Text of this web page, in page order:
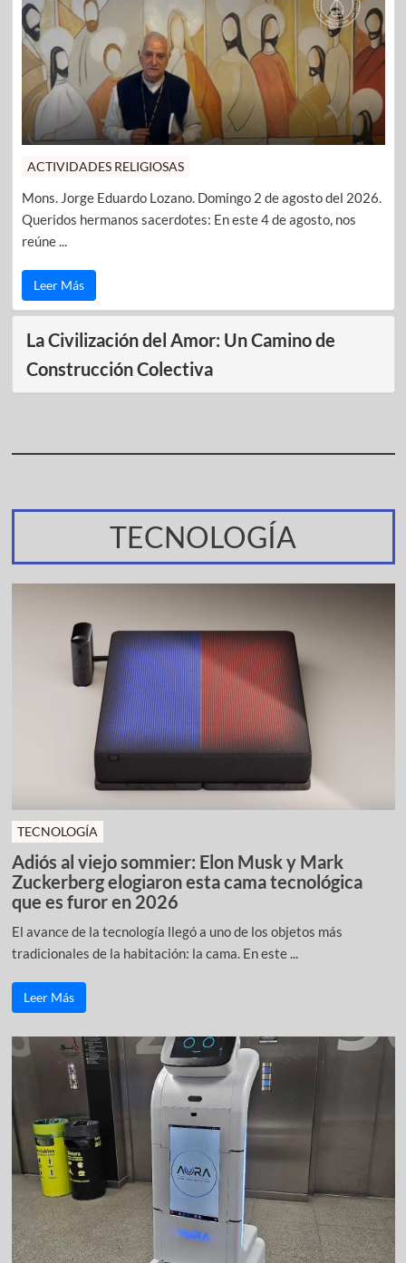
ACTIVIDADES RELIGIOSAS
Mons. Jorge Eduardo Lozano. Domingo 2 de agosto del 2026.
Queridos hermanos sacerdotes: En este 4 de agosto, nos
reúne ...
Leer Más
La Civilización del Amor: Un Camino de
Construcción Colectiva
TECNOLOGÍA
TECNOLOGÍA
Adiós al viejo sommier: Elon Musk y Mark
Zuckerberg elogiaron esta cama tecnológica
que es furor en 2026
El avance de la tecnología llegó a uno de los objetos más
tradicionales de la habitación: la cama. En este ...
Leer Más